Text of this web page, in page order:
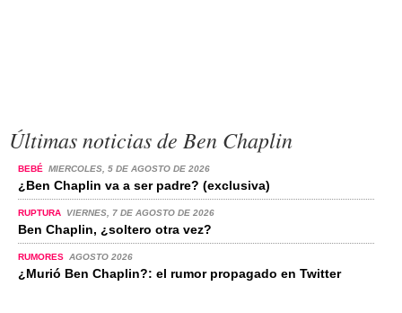
Últimas noticias de Ben Chaplin
BEBÉ MIERCOLES, 5 DE AGOSTO DE 2026
¿Ben Chaplin va a ser padre? (exclusiva)
RUPTURA VIERNES, 7 DE AGOSTO DE 2026
Ben Chaplin, ¿soltero otra vez?
RUMORES AGOSTO 2026
¿Murió Ben Chaplin?: el rumor propagado en Twitter